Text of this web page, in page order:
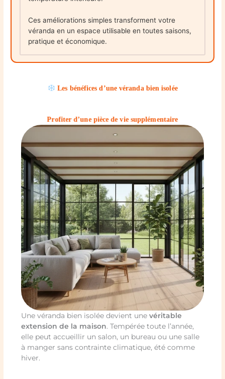
Ces améliorations simples transforment votre
véranda en un espace utilisable en toutes saisons,
pratique et économique.
Les bénéfices d’une véranda bien isolée
Profiter d’une pièce de vie supplémentaire
Une véranda bien isolée devient une véritable
extension de la maison. Tempérée toute l’année,
elle peut accueillir un salon, un bureau ou une salle
à manger sans contrainte climatique, été comme
hiver.